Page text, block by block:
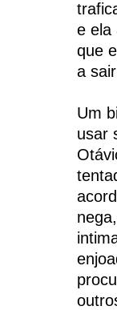
e ela
que
a
Um
usar